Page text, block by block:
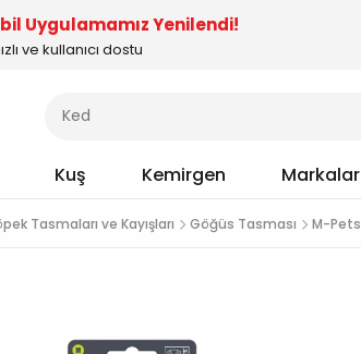
Uygulamamız Yenilendi!
ve kullanıcı dostu
Kuş Kemirgen Markalar
Tasmaları ve Kayışları Göğüs Tasması M-Pets